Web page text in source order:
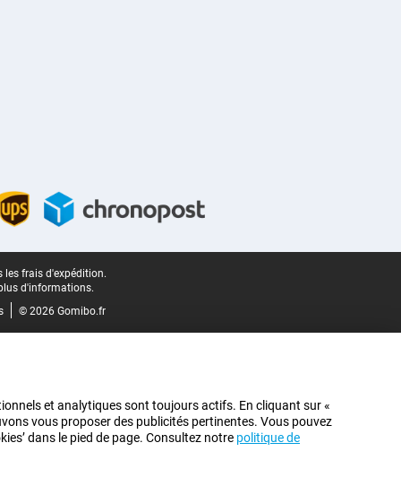
les frais d'expédition.
d'informations.
© 2026 Gomibo.fr
et analytiques sont toujours actifs. En cliquant sur «
vous proposer des publicités pertinentes. Vous pouvez
dans le pied de page. Consultez notre politique de